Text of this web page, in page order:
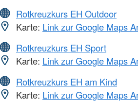
Rotkreuzkurs EH Outdoor
Karte: Link zur Google Maps
Rotkreuzkurs EH Sport
Karte: Link zur Google Maps
Rotkreuzkurs EH am Kind
Karte: Link zur Google Maps